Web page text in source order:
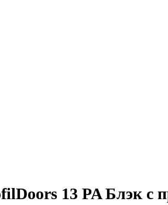
13 PA Блэк с